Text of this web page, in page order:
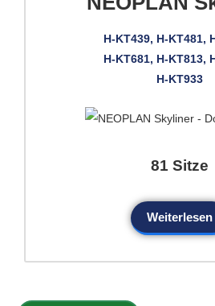
H-KT439, H-KT481,
H-KT681, H-KT813,
H-KT933
81 Sitze
Weiterlesen